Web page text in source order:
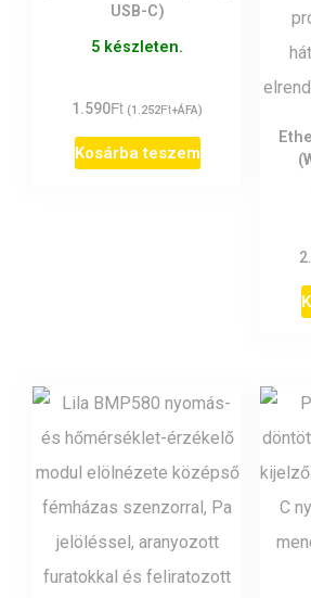
USB-C)
5 készleten.
1.590Ft (1.252Ft+ÁFA)
Kosárba teszem